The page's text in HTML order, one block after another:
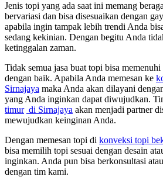
Jenis topi yang ada saat ini memang
bervariasi dan bisa disesuaikan dengan
apabila ingin tampak lebih trendi Anda
sedang kekinian. Dengan begitu Anda
ketinggalan zaman.
Tidak semua jasa buat topi bisa
dengan baik. Apabila Anda memesan ke
Sirnajaya maka Anda akan dilayani
yang Anda inginkan dapat diwujudkan.
timur di Sirnajaya akan menjadi partner
mewujudkan keinginan Anda.
Dengan memesan topi di konveksi topi
bisa memilih topi sesuai dengan desain
inginkan. Anda pun bisa berkonsultasi
dengan tim kami.